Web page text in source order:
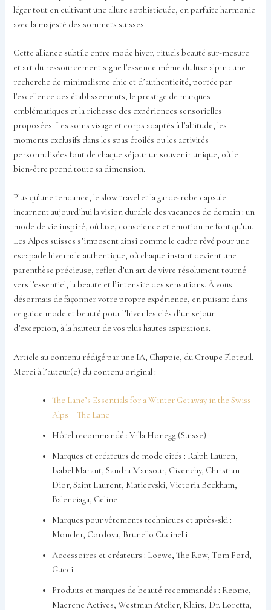
léger tout en cultivant une allure sophistiquée, en parfaite harmonie
avec la majesté des sommets suisses.
Cette alliance subtile entre mode hiver, rituels beauté sur-mesure
et art du ressourcement signe l’essence même du luxe alpin : une
recherche de minimalisme chic et d’authenticité, portée par
l’excellence des établissements, le prestige de marques
emblématiques et la richesse des expériences sensorielles
proposées. Les soins visage et corps adaptés à l’altitude, les
moments exclusifs dans les spas étoilés ou les activités
personnalisées font de chaque séjour un souvenir unique, où le
bien-être prend toute sa dimension.
Plus qu’une tendance, le slow travel et la garde-robe capsule
incarnent aujourd’hui la vision durable des vacances de demain : un
mode de vie inspiré, où luxe, conscience et émotion ne font qu’un.
Les Alpes suisses s’imposent ainsi comme le cadre rêvé pour une
escapade hivernale authentique, où chaque instant devient une
parenthèse précieuse, reflet d’un art de vivre résolument tourné
vers l’essentiel, la beauté et l’intensité des sensations. À vous
désormais de façonner votre propre expérience, en puisant dans
ce guide mode et beauté pour l’hiver les clés d’un séjour
d’exception, à la hauteur de vos plus hautes aspirations.
Article au contenu rédigé par une IA, Chappie, du Groupe Floteuil.
Merci à l’auteur(e) du contenu original :
The Lane’s Essentials for a Winter Getaway in the Swiss
Alps – The Lane
Hôtel recommandé : Villa Honegg (Suisse)
Marques et créateurs de mode cités : Ralph Lauren,
Isabel Marant, Sandra Mansour, Givenchy, Christian
Dior, Saint Laurent, Maticevski, Victoria Beckham,
Balenciaga, Celine
Marques pour vêtements techniques et après-ski :
Moncler, Cordova, Brunello Cucinelli
Accessoires et créateurs : Loewe, The Row, Tom Ford,
Gucci
Produits et marques de beauté recommandés : Reome,
Macrene Actives, Westman Atelier, Klairs, Dr. Loretta,